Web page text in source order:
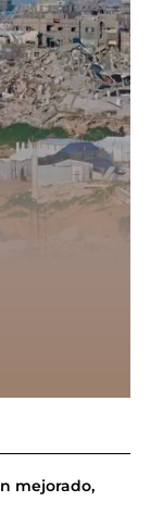
mejorado,